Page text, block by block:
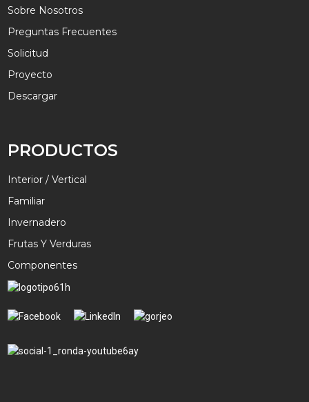
Sobre Nosotros
Preguntas Frecuentes
Solicitud
Proyecto
Descargar
PRODUCTOS
Interior / Vertical
Familiar
Invernadero
Frutas Y Verduras
Componentes